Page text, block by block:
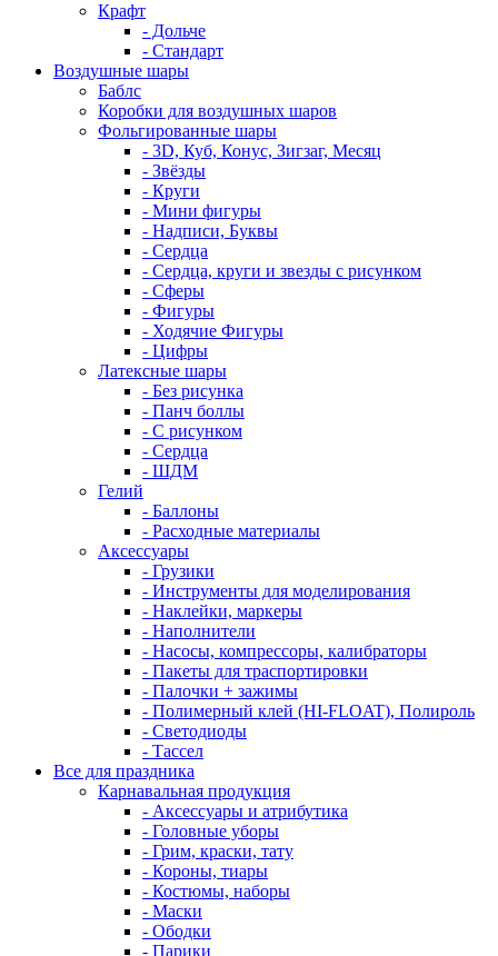
Крафт
- Дольче
- Стандарт
Воздушные шары
Баблс
Коробки для воздушных шаров
Фольгированные шары
- 3D, Куб, Конус, Зигзаг, Месяц
- Звёзды
- Круги
- Мини фигуры
- Надписи, Буквы
- Сердца
- Сердца, круги и звезды с рисунком
- Сферы
- Фигуры
- Ходячие Фигуры
- Цифры
Латексные шары
- Без рисунка
- Панч боллы
- С рисунком
- Сердца
- ШДМ
Гелий
- Баллоны
- Расходные материалы
Аксессуары
- Грузики
- Инструменты для моделирования
- Наклейки, маркеры
- Наполнители
- Насосы, компрессоры, калибраторы
- Пакеты для траспортировки
- Палочки + зажимы
- Полимерный клей (HI-FLOAT), Полироль
- Светодиоды
- Тассел
Все для праздника
Карнавальная продукция
- Аксессуары и атрибутика
- Головные уборы
- Грим, краски, тату
- Короны, тиары
- Костюмы, наборы
- Маски
- Ободки
- Парики